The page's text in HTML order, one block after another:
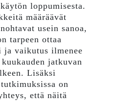
loppumisesta.
määräävät
usein sanoa,
tarpeen ottaa
ja vaikutus ilmenee
jatkuvan
Lisäksi
on
että näitä